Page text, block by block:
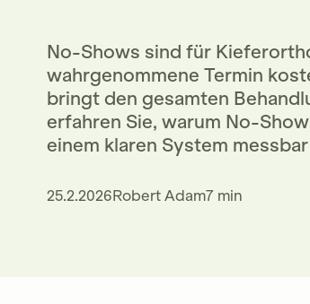
No-Shows sind für
wahrgenommene Termin
bringt den gesamten
erfahren Sie, warum No-
einem klaren System
25.2.2026Robert Adam7 min